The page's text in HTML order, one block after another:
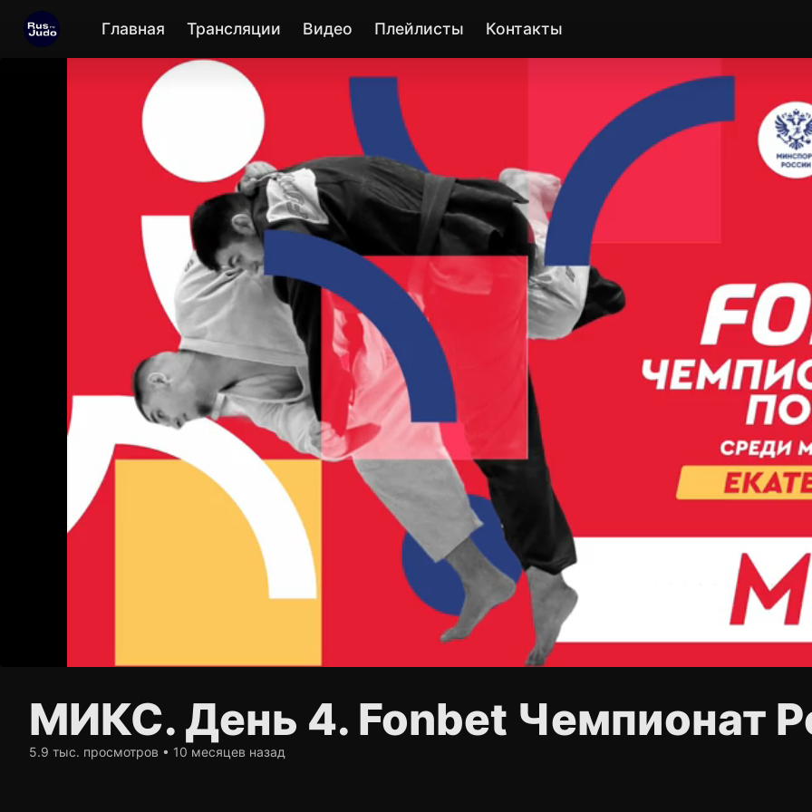
МИКС. День 4. Fonbet Чемпионат
5.9 тыс. просмотров • 10 месяцев назад
Главная Трансляции Видео Плейлисты Контакты